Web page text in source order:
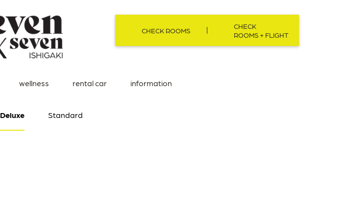
wellness rental car information
CHECK ROOMS
CHECK
ROOMS + FLIGHT
Deluxe Standard